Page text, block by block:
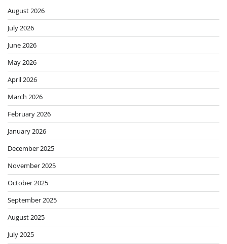
August 2026
July 2026
June 2026
May 2026
April 2026
March 2026
February 2026
January 2026
December 2025
November 2025
October 2025
September 2025
August 2025
July 2025